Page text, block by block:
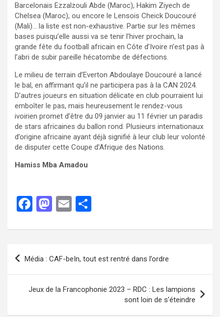
Barcelonais Ezzalzouli Abde (Maroc), Hakim Ziyech de
Chelsea (Maroc), ou encore le Lensois Cheick Doucouré
(Mali)… la liste est non-exhaustive. Partie sur les mêmes
bases puisqu’elle aussi va se tenir l’hiver prochain, la
grande fête du football africain en Côte d’Ivoire n’est pas à
l’abri de subir pareille hécatombe de défections.
Le milieu de terrain d’Everton Abdoulaye Doucouré a lancé
le bal, en affirmant qu’il ne participera pas à la CAN 2024.
D’autres joueurs en situation délicate en club pourraient lui
emboîter le pas, mais heureusement le rendez-vous
ivoirien promet d’être du 09 janvier au 11 février un paradis
de stars africaines du ballon rond. Plusieurs internationaux
d’origine africaine ayant déjà signifié à leur club leur volonté
de disputer cette Coupe d’Afrique des Nations.
Hamiss Mba Amadou
F
ce
b
o
k
M
st
o
d
o
n
E
ail ta
er
Média : CAF-beIn, tout est rentré dans l’ordre
Jeux de la Francophonie 2023 – RDC : Les lampions
sont loin de s’éteindre